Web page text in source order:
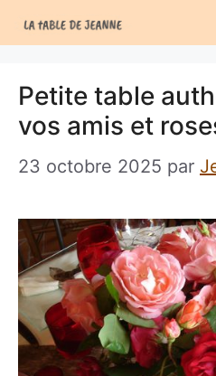
au
Petite table
vos amis et
23 octobre 2025 par